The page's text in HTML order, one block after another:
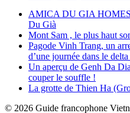
AMICA DU GIA
Du Già
Mont Sam , le plus haut
Pagode Vinh Trang, un
d’une journée dans le
Un aperçu de Genh Da
couper le souffle !
La grotte de Thien Ha
© 2026 Guide francophone